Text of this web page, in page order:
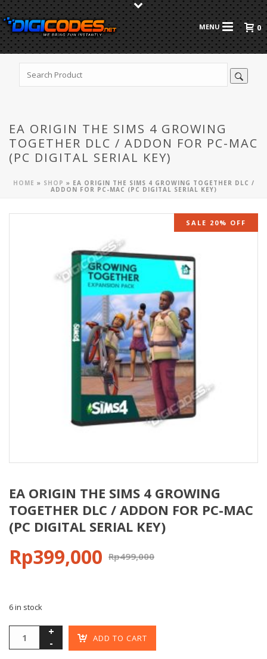
0
EA ORIGIN THE SIMS 4 GROWING
TOGETHER DLC / ADDON FOR PC-MAC
(PC DIGITAL SERIAL KEY)
HOME » SHOP » EA ORIGIN THE SIMS 4 GROWING TOGETHER DLC /
ADDON FOR PC-MAC (PC DIGITAL SERIAL KEY)
SALE 20% OFF
EA ORIGIN THE SIMS 4 GROWING
TOGETHER DLC / ADDON FOR PC-MAC
(PC DIGITAL SERIAL KEY)
Rp499,000
Rp399,000
6 in stock
ADD TO CART